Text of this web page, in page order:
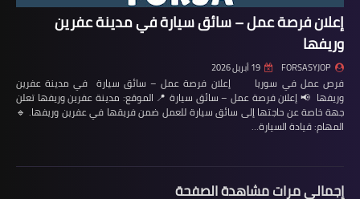
إعلان فرصة عمل – سائق سيارة في مدينة عفرين
وريفها
FORSASYJOP 19 أبريل 2026
فرص عمل في سوريا إعلان فرصة عمل – سائق سيارة في مدينة عفرين
وريفها 📢 إعلان فرصة عمل – سائق سيارة 📍 الموقع: مدينة عفرين وريفها تعلن
جهة خاصة عن حاجتها إلى سائق سيارة للعمل ضمن فريقها في عفرين وريفها. 🔹
المهام: قيادة السيارة…
إجمالي مرات مشاهدة الصفحة